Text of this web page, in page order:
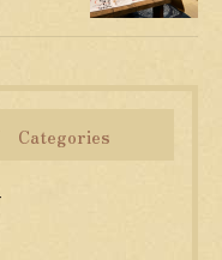
Categories